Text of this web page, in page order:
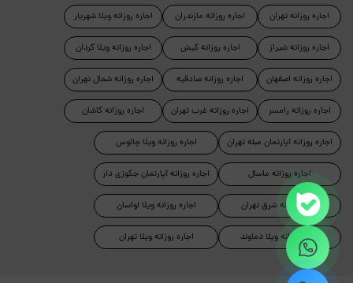
اجاره روزانه تهران
اجاره روزانه شیراز
اجاره روزانه اصفهان
اجاره روزانه رامسر
اجاره روزانه مازندران
اجاره روزانه کیش
اجاره روزانه صادقیه
اجاره روزانه غرب تهران
اجاره روزانه ویلا شهریار
اجاره روزانه ویلا کردان
اجاره روزانه شمال تهران
اجاره روزانه کاشان
اجاره روزانه آپارتمان مبله تهران
اجاره روزانه ماسال
اجاره روزانه شرق تهران
اجاره روزانه ویلا دماوند
اجاره روزانه ویلا چالوس
اجاره روزانه آپارتمان جکوزی دار
اجاره روزانه ویلا لواسان
اجاره روزانه ویلا تهران